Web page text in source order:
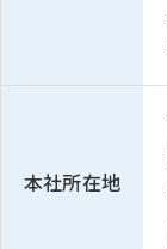
本社所在地